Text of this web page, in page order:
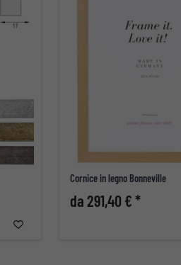
Cornice in legno Bonneville
da 291,40 € *